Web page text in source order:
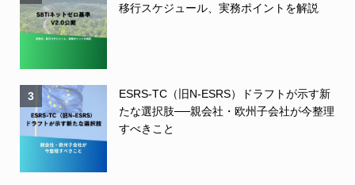
移行スケジュール、実務ポイントを解説
3
ESRS-TC（旧N-ESRS）ドラフトが示す新
たな選択肢──親会社・欧州子会社が今整理
すべきこと